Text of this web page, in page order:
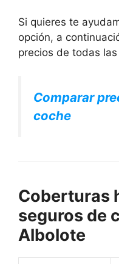
Si quieres te
opción, a
precios de todas
Comparar
coche
Coberturas
seguros de
Albolote